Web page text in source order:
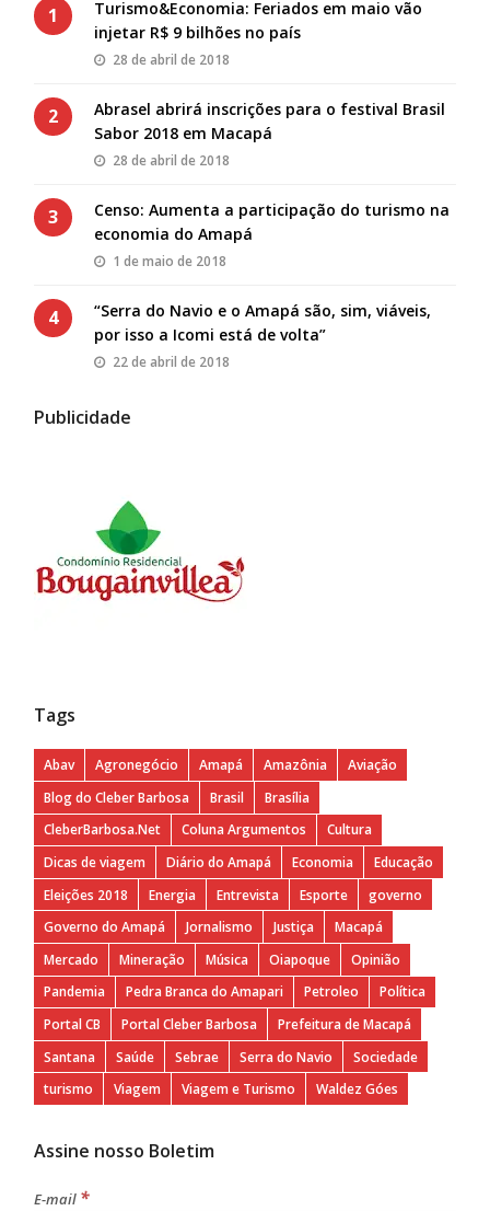
1
Turismo&Economia: Feriados em maio vão
injetar R$ 9 bilhões no país
28 de abril de 2018
2
Abrasel abrirá inscrições para o festival Brasil
Sabor 2018 em Macapá
28 de abril de 2018
3
Censo: Aumenta a participação do turismo na
economia do Amapá
1 de maio de 2018
4
“Serra do Navio e o Amapá são, sim, viáveis,
por isso a Icomi está de volta”
22 de abril de 2018
Publicidade
Tags
Abav Agronegócio Amapá Amazônia
Aviação
Blog do Cleber Barbosa
Brasil
Brasília
CleberBarbosa.Net
Coluna Argumentos
Cultura
Dicas de viagem
Diário do Amapá Economia
Educação
Eleições 2018
Energia Entrevista Esporte
governo
Governo do Amapá
Jornalismo Justiça
Macapá
Mercado
Mineração Música Oiapoque
Opinião
Pandemia
Pedra Branca do Amapari Petroleo
Política
Portal CB
Portal Cleber Barbosa
Prefeitura de Macapá
Santana
Saúde Sebrae Serra do Navio
Sociedade
turismo
Viagem Viagem e Turismo Waldez Góes
Assine nosso Boletim
E-mail *